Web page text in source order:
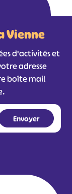
Vienne
d'activités et
adresse
boîte mail